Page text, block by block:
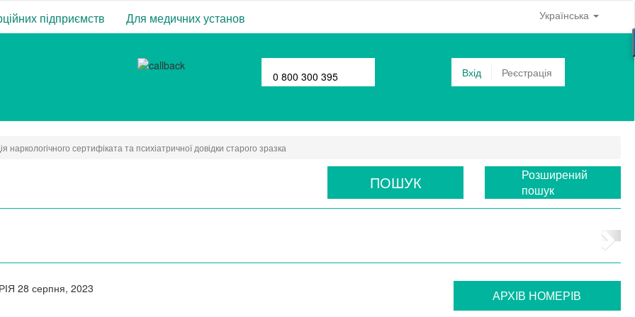
підприємств Для медичних установ Українська
0 800 300 395 Вхід Реєстрація
наркологічного сертифіката та психіатричної довідки старого зразка
ПОШУК
Розширений
пошук
28 серпня, 2023 АРХIВ НОМЕРIВ